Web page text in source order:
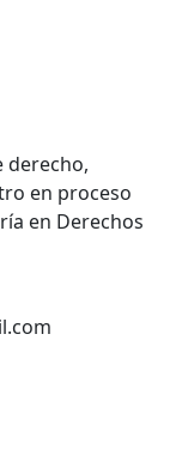
derecho,
en proceso
en Derechos